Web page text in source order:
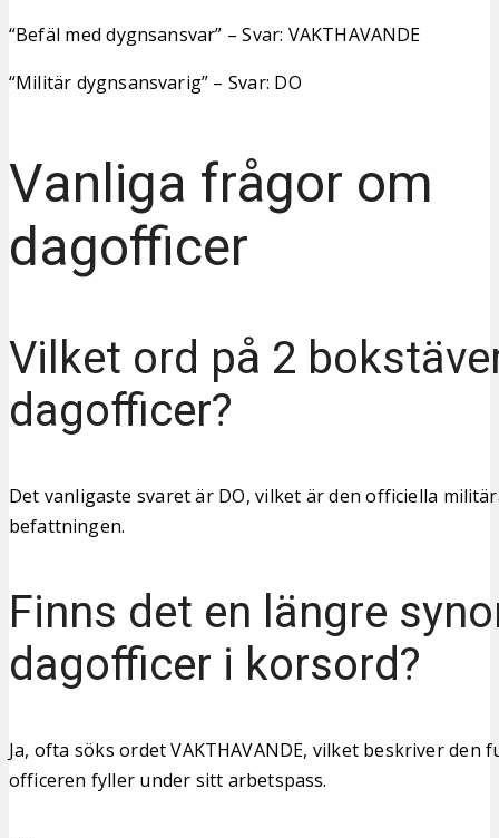
“Befäl med dygnsansvar” – Svar: VAKTHAVANDE
“Militär dygnsansvarig” – Svar: DO
Vanliga frågor om
dagofficer
Vilket ord på 2
dagofficer?
Det vanligaste svaret är DO, vilket är den officiella
befattningen.
Finns det en längre
dagofficer i korsord?
Ja, ofta söks ordet VAKTHAVANDE, vilket beskriver den
officeren fyller under sitt arbetspass.